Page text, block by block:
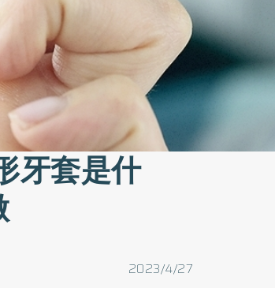
牙套是什
2023/4/27